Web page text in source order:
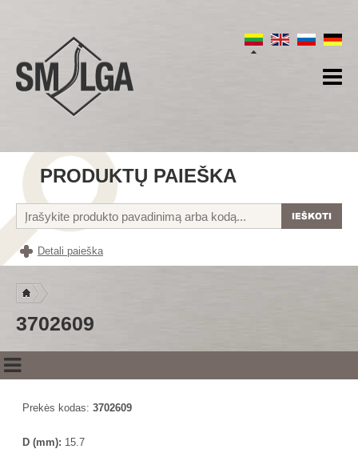
PRODUKTŲ PAIEŠKA
Detali paieška
3702609
Prekės kodas: 3702609
D (mm): 15.7